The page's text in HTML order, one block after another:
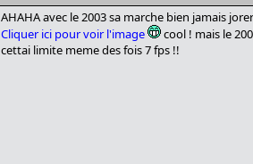
AHAHA avec le 2003 sa marche bien jamais
Cliquer ici pour voir l'image
cool ! mais le
cettai limite meme des fois 7 fps !!